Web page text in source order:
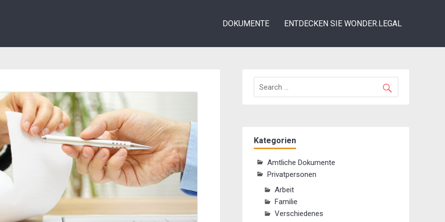
DOKUMENTE ENTDECKEN SIE WONDER.LEGAL
Kategorien
Amtliche Dokumente
Privatpersonen
Arbeit
Familie
Verschiedenes